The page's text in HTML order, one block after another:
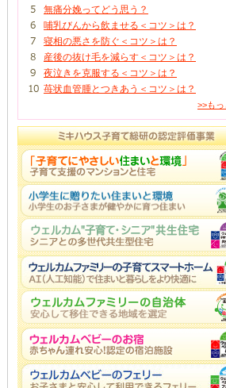
無痛分娩ってどう思う？
哺乳びんから飲ませる＜コツ＞は？
寝相の悪さを防ぐ＜コツ＞は？
産後の抜け毛を減らす＜コツ＞は？
夜泣きを克服する＜コツ＞は？
苺状血管腫とつきあう＜コツ＞は？
>>も